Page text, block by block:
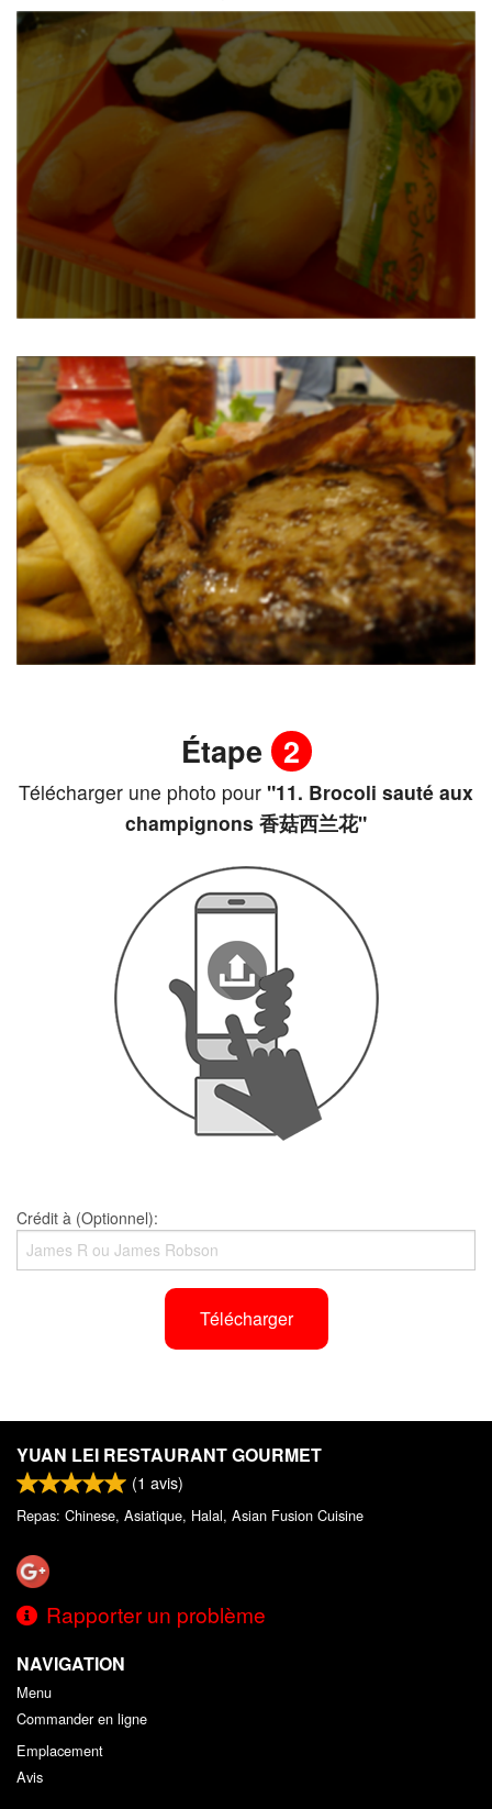
Étape 2
Télécharger une photo pour "11. Brocoli sauté aux
champignons 香菇西兰花"
Crédit à (Optionnel):
Télécharger
YUAN LEI RESTAURANT GOURMET
(1 avis)
Repas: Chinese, Asiatique, Halal, Asian Fusion Cuisine
Rapporter un problème
NAVIGATION
Menu
Commander en ligne
Emplacement
Avis